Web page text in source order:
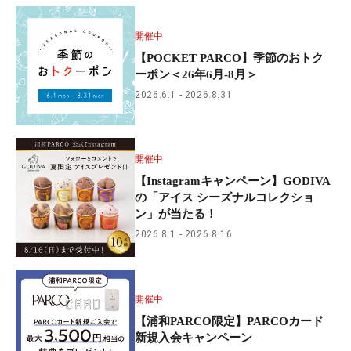
開催中
【POCKET PARCO】季節のおトク
ーポン＜26年6月-8月＞
2026.6.1 2026.8.31
開催中
【Instagramキャンペーン】GODIVA
の「アイス シーズナルコレクショ
ン」が当たる！
2026.8.1 2026.8.16
開催中
【浦和PARCO限定】PARCOカード
新規入会キャンペーン